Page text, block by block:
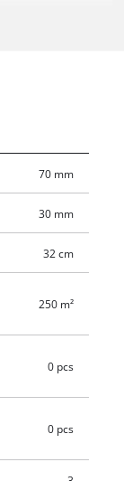
alta calidad
plegable con
una capacidad
en el
no se
separado.
70 mm
30 mm
32 cm
250 m²
0 pcs
0 pcs